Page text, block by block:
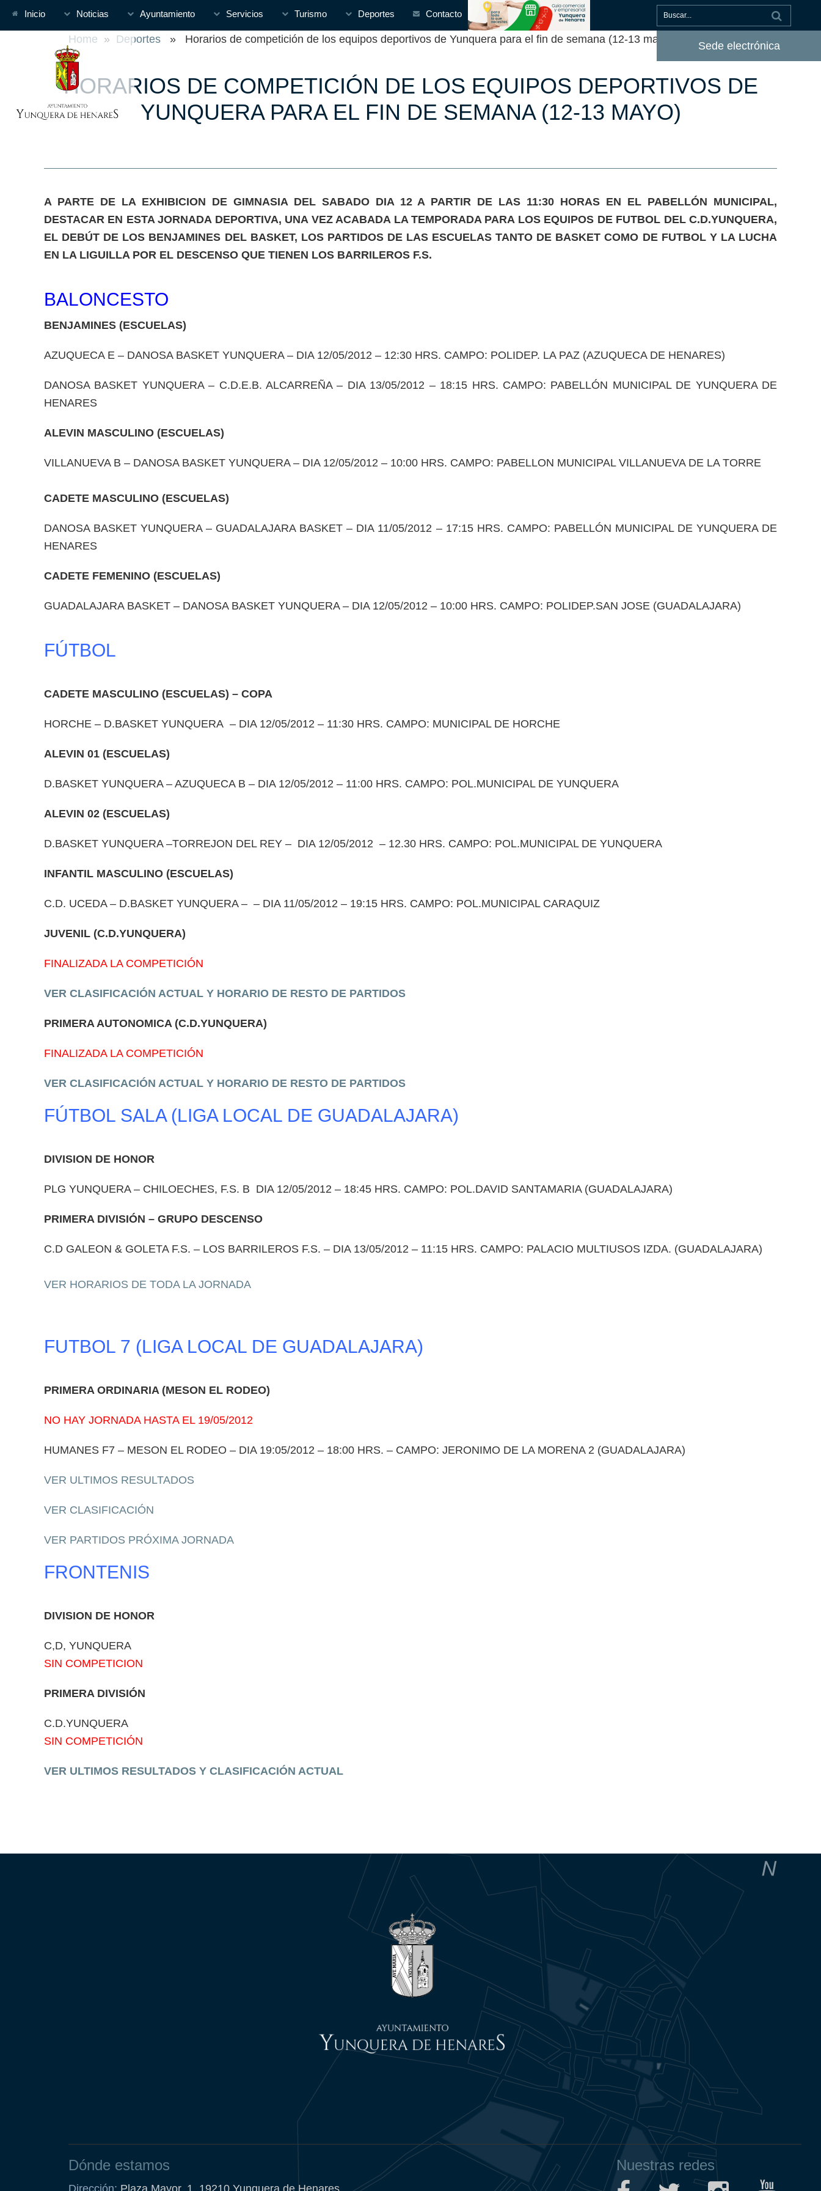
Inicio Noticias Ayuntamiento Servicios Turismo Deportes Contacto
Sede electrónica
Home » Deportes » Horarios de competición de los equipos deportivos de Yunquera para el fin de semana (12-13 mayo)
HORARIOS DE COMPETICIÓN DE LOS EQUIPOS DEPORTIVOS DE
YUNQUERA PARA EL FIN DE SEMANA (12-13 MAYO)
A PARTE DE LA EXHIBICION DE GIMNASIA DEL SABADO DIA 12 A PARTIR DE LAS 11:30 HORAS EN EL PABELLÓN MUNICIPAL,
DESTACAR EN ESTA JORNADA DEPORTIVA, UNA VEZ ACABADA LA TEMPORADA PARA LOS EQUIPOS DE FUTBOL DEL C.D.YUNQUERA,
EL DEBÚT DE LOS BENJAMINES DEL BASKET, LOS PARTIDOS DE LAS ESCUELAS TANTO DE BASKET COMO DE FUTBOL Y LA LUCHA
EN LA LIGUILLA POR EL DESCENSO QUE TIENEN LOS BARRILEROS F.S.
BALONCESTO
BENJAMINES (ESCUELAS)
AZUQUECA E – DANOSA BASKET YUNQUERA – DIA 12/05/2012 – 12:30 HRS. CAMPO: POLIDEP. LA PAZ (AZUQUECA DE HENARES)
DANOSA BASKET YUNQUERA – C.D.E.B. ALCARREÑA – DIA 13/05/2012 – 18:15 HRS. CAMPO: PABELLÓN MUNICIPAL DE YUNQUERA DE
HENARES
ALEVIN MASCULINO (ESCUELAS)
VILLANUEVA B – DANOSA BASKET YUNQUERA – DIA 12/05/2012 – 10:00 HRS. CAMPO: PABELLON MUNICIPAL VILLANUEVA DE LA TORRE
CADETE MASCULINO (ESCUELAS)
DANOSA BASKET YUNQUERA – GUADALAJARA BASKET – DIA 11/05/2012 – 17:15 HRS. CAMPO: PABELLÓN MUNICIPAL DE YUNQUERA DE
HENARES
CADETE FEMENINO (ESCUELAS)
GUADALAJARA BASKET – DANOSA BASKET YUNQUERA – DIA 12/05/2012 – 10:00 HRS. CAMPO: POLIDEP.SAN JOSE (GUADALAJARA)
FÚTBOL
CADETE MASCULINO (ESCUELAS) – COPA
HORCHE – D.BASKET YUNQUERA – DIA 12/05/2012 – 11:30 HRS. CAMPO: MUNICIPAL DE HORCHE
ALEVIN 01 (ESCUELAS)
D.BASKET YUNQUERA – AZUQUECA B – DIA 12/05/2012 – 11:00 HRS. CAMPO: POL.MUNICIPAL DE YUNQUERA
ALEVIN 02 (ESCUELAS)
D.BASKET YUNQUERA –TORREJON DEL REY – DIA 12/05/2012 – 12.30 HRS. CAMPO: POL.MUNICIPAL DE YUNQUERA
INFANTIL MASCULINO (ESCUELAS)
C.D. UCEDA – D.BASKET YUNQUERA – – DIA 11/05/2012 – 19:15 HRS. CAMPO: POL.MUNICIPAL CARAQUIZ
JUVENIL (C.D.YUNQUERA)
FINALIZADA LA COMPETICIÓN
VER CLASIFICACIÓN ACTUAL Y HORARIO DE RESTO DE PARTIDOS
PRIMERA AUTONOMICA (C.D.YUNQUERA)
FINALIZADA LA COMPETICIÓN
VER CLASIFICACIÓN ACTUAL Y HORARIO DE RESTO DE PARTIDOS
FÚTBOL SALA (LIGA LOCAL DE GUADALAJARA)
DIVISION DE HONOR
PLG YUNQUERA – CHILOECHES, F.S. B DIA 12/05/2012 – 18:45 HRS. CAMPO: POL.DAVID SANTAMARIA (GUADALAJARA)
PRIMERA DIVISIÓN – GRUPO DESCENSO
C.D GALEON & GOLETA F.S. – LOS BARRILEROS F.S. – DIA 13/05/2012 – 11:15 HRS. CAMPO: PALACIO MULTIUSOS IZDA. (GUADALAJARA)
VER HORARIOS DE TODA LA JORNADA
FUTBOL 7 (LIGA LOCAL DE GUADALAJARA)
PRIMERA ORDINARIA (MESON EL RODEO)
NO HAY JORNADA HASTA EL 19/05/2012
HUMANES F7 – MESON EL RODEO – DIA 19:05/2012 – 18:00 HRS. – CAMPO: JERONIMO DE LA MORENA 2 (GUADALAJARA)
VER ULTIMOS RESULTADOS
VER CLASIFICACIÓN
VER PARTIDOS PRÓXIMA JORNADA
FRONTENIS
DIVISION DE HONOR
C,D, YUNQUERA
SIN COMPETICION
PRIMERA DIVISIÓN
C.D.YUNQUERA
SIN COMPETICIÓN
VER ULTIMOS RESULTADOS Y CLASIFICACIÓN ACTUAL
Dónde estamos Nuestras redes